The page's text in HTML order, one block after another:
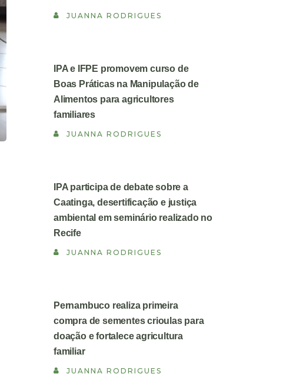
JUANNA RODRIGUES
IPA e IFPE promovem curso de
Boas Práticas na Manipulação de
Alimentos para agricultores
familiares
JUANNA RODRIGUES
IPA participa de debate sobre a
Caatinga, desertificação e justiça
ambiental em seminário realizado no
Recife
JUANNA RODRIGUES
Pernambuco realiza primeira
compra de sementes crioulas para
doação e fortalece agricultura
familiar
JUANNA RODRIGUES